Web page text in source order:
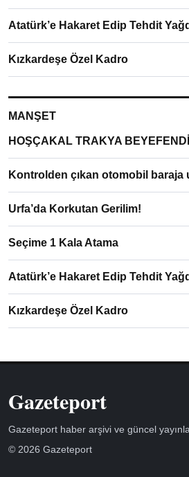
Atatürk’e Hakaret Edip Tehdit
Kızkardeşe Özel Kadro
MANŞET
HOŞÇAKAL TRAKYA
Kontrolden çıkan otomobil baraja
Urfa’da Korkutan Gerilim!
Seçime 1 Kala Atama
Atatürk’e Hakaret Edip Tehdit
Kızkardeşe Özel Kadro
Gazeteport
Gazeteport haber arşivi ve güncel
© 2026 Gazeteport